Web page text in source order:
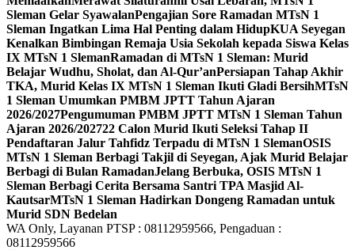
Sleman Gelar SyawalanPengajian Sore Ramadan MTsN 1
Sleman Ingatkan Lima Hal Penting dalam HidupKUA Seyegan
Kenalkan Bimbingan Remaja Usia Sekolah kepada Siswa Kelas
IX MTsN 1 SlemanRamadan di MTsN 1 Sleman: Murid
Belajar Wudhu, Sholat, dan Al-Qur’anPersiapan Tahap Akhir
TKA, Murid Kelas IX MTsN 1 Sleman Ikuti Gladi BersihMTsN
1 Sleman Umumkan PMBM JPTT Tahun Ajaran
2026/2027Pengumuman PMBM JPTT MTsN 1 Sleman Tahun
Ajaran 2026/202722 Calon Murid Ikuti Seleksi Tahap II
Pendaftaran Jalur Tahfidz Terpadu di MTsN 1 SlemanOSIS
MTsN 1 Sleman Berbagi Takjil di Seyegan, Ajak Murid Belajar
Berbagi di Bulan RamadanJelang Berbuka, OSIS MTsN 1
Sleman Berbagi Cerita Bersama Santri TPA Masjid Al-
KautsarMTsN 1 Sleman Hadirkan Dongeng Ramadan untuk
Murid SDN Bedelan
WA Only, Layanan PTSP : 08112959566, Pengaduan :
08112959566